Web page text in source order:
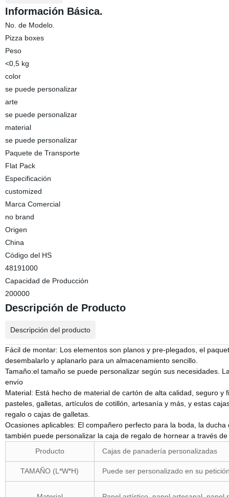
Información Básica.
No. de Modelo.
Pizza boxes
Peso
<0,5 kg
color
se puede personalizar
arte
se puede personalizar
material
se puede personalizar
Paquete de Transporte
Flat Pack
Especificación
customized
Marca Comercial
no brand
Origen
China
Código del HS
48191000
Capacidad de Producción
200000
Descripción de Producto
Descripción del producto
Fácil de montar: Los elementos son planos y pre-plegados, el
desembalarlo y aplanarlo para un almacenamiento sencillo.
Tamaño:el tamaño se puede personalizar según sus necesidades.
envío
Material: Está hecho de material de cartón de alta calidad, seguro
pasteles, galletas, artículos de cotillón, artesanía y más, y estas
regalo o cajas de galletas.
Ocasiones aplicables: El compañero perfecto para la boda, la
también puede personalizar la caja de regalo de hornear a través
Producto
Cajas de panadería personalizadas
TAMAÑO (L*W*H) Puede ser personalizado en su